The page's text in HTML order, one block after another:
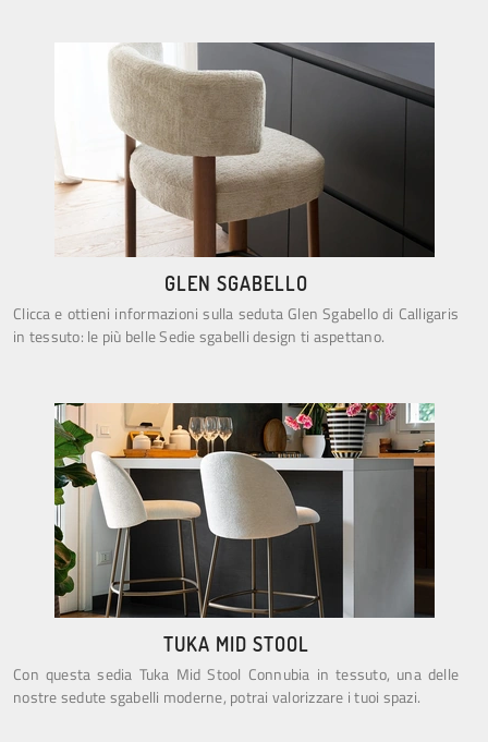
GLEN SGABELLO
Clicca e ottieni informazioni sulla seduta Glen Sgabello di Calligaris
in tessuto: le più belle Sedie sgabelli design ti aspettano.
TUKA MID STOOL
Con questa sedia Tuka Mid Stool Connubia in tessuto, una delle
nostre sedute sgabelli moderne, potrai valorizzare i tuoi spazi.